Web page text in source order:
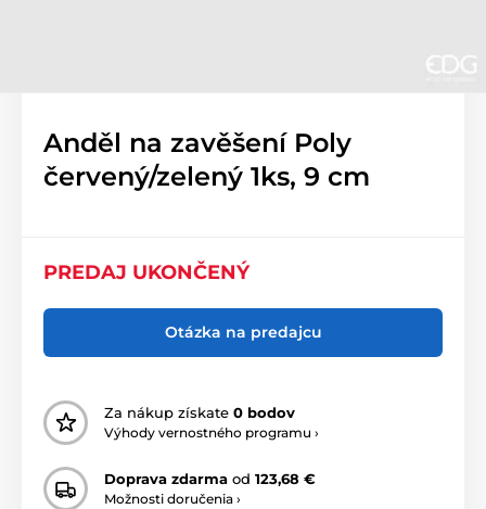
Anděl na zavěšení Poly
červený/zelený 1ks, 9 cm
PREDAJ UKONČENÝ
Otázka na predajcu
Za nákup získate 0 bodov
Výhody vernostného programu ›
Doprava zdarma od 123,68 €
Možnosti doručenia ›